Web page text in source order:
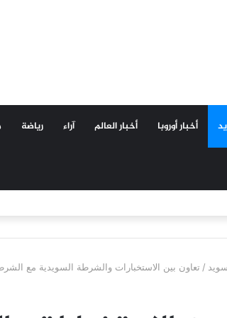
أخبار أوروبا أخبار العالم آراء رياضة
/ تعاون بين الاستخبارات والشرطة السويدية مع